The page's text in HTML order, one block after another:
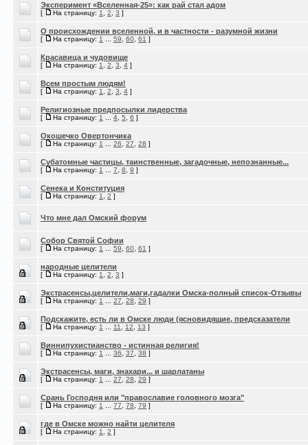
Эксперимент «Вселенная-25»: как рай стал адом
[ На страницу: 1 2 3 ]
О происхождении вселенной, и в частности - разумной жизни
[ На страницу: 1 59 60 61 ]
Красавица и чудовище
[ На страницу: 1 2 3 4 ]
Всем простым людям!
[ На страницу: 1 2 3 4 ]
Религиозные предпосылки лидерства
[ На страницу: 1 4 5 6 ]
Окошечко Овертончика
[ На страницу: 1 26 27 28 ]
Субатомные частицы, таинственные, загадочные, непознанные...
[ На страницу: 1 7 8 9 ]
Сенека и Конституция
[ На страницу: 1 2 ]
Что мне дал Омский форум
Собор Святой Софии
[ На страницу: 1 59 60 61 ]
народные целители
[ На страницу: 1 2 3 ]
Экстрасенсы,целители,маги,гадалки Омска-полный список-Отзывы
[ На страницу: 1 27 28 29 ]
Подскажите, есть ли в Омске люди (ясновидящие, предсказатели
[ На страницу: 1 11 12 13 ]
Виннипухистианство - истинная религия!
[ На страницу: 1 36 37 38 ]
Экстрасенсы, маги, знахари... и шарлатаны
[ На страницу: 1 27 28 29 ]
Срань Господня или "православие головного мозга"
[ На страницу: 1 77 78 79 ]
где в Омске можно найти целителя
[ На страницу: 1 2 ]